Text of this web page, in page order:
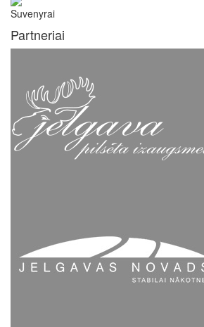
Suvenyrai
Partneriai